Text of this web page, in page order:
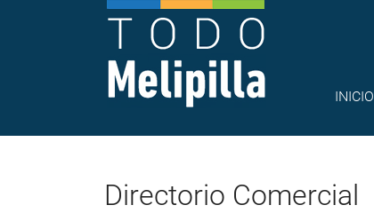
INICIO
Directorio Comercial